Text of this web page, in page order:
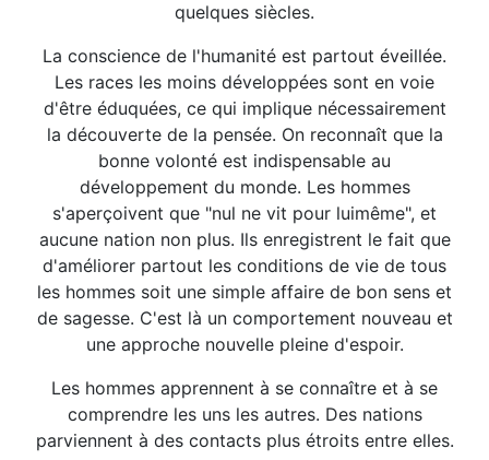
quelques siècles.
La conscience de l'humanité est partout éveillée.
Les races les moins développées sont en voie
d'être éduquées, ce qui implique nécessairement
la découverte de la pensée. On reconnaît que la
bonne volonté est indispensable au
développement du monde. Les hommes
s'aperçoivent que "nul ne vit pour luimême", et
aucune nation non plus. Ils enregistrent le fait que
d'améliorer partout les conditions de vie de tous
les hommes soit une simple affaire de bon sens et
de sagesse. C'est là un comportement nouveau et
une approche nouvelle pleine d'espoir.
Les hommes apprennent à se connaître et à se
comprendre les uns les autres. Des nations
parviennent à des contacts plus étroits entre elles.